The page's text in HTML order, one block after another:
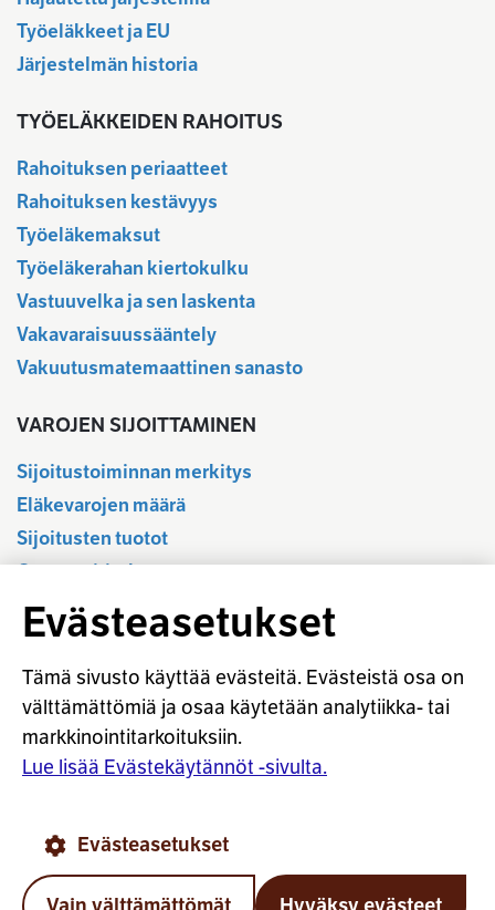
Työeläkkeet ja EU
Järjestelmän historia
TYÖELÄKKEIDEN RAHOITUS
Rahoituksen periaatteet
Rahoituksen kestävyys
Työeläkemaksut
Työeläkerahan kiertokulku
Vastuuvelka ja sen laskenta
Vakavaraisuussääntely
Vakuutusmatemaattinen sanasto
VAROJEN SIJOITTAMINEN
Sijoitustoiminnan merkitys
Eläkevarojen määrä
Sijoitusten tuotot
Osavuositiedot
Tilastotietokanta
Sijoitustoiminnan sääntely
Vastuullinen sijoittaminen
Sijoitussanasto
Osaketuoton ennakointi
Evästekäytännöt
Evästeasetukset
Tämä sivusto käyttää evästeitä. Evästeistä osa on
välttämättömiä ja osaa käytetään analytiikka- tai
markkinointitarkoituksiin.
Lue lisää Evästekäytännöt -sivulta.
Evästeasetukset